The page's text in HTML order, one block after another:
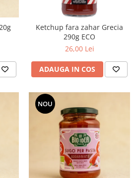
Ketchup fara zahar Grecia
290g ECO
26,00 Lei
ADAUGA IN COS
NOU